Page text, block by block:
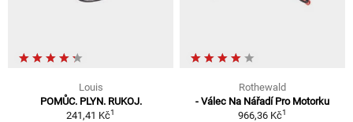
Louis
POMŮC. PLYN. RUKOJ.
241,41 Kč1
Rothewald
- Válec Na Nářadí Pro Motorku
966,36 Kč1